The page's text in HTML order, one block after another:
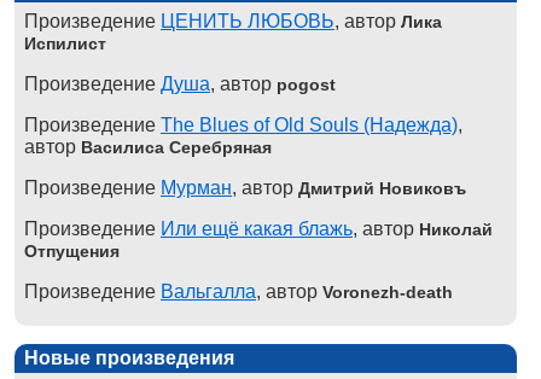
Произведение ЦЕНИТЬ ЛЮБОВЬ, автор Лика
Испилист
Произведение Душа, автор pogost
Произведение The Blues of Old Souls (Надежда),
автор Василиса Серебряная
Произведение Мурман, автор Дмитрий Новиковъ
Произведение Или ещё какая блажь, автор Николай
Отпущения
Произведение Вальгалла, автор Voronezh-death
Новые произведения